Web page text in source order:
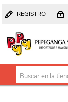
REGISTRO